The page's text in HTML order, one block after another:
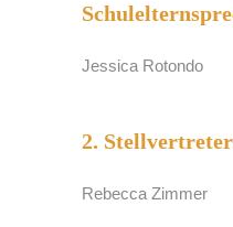
Jessica Rotondo
2.
Rebecca Zimmer